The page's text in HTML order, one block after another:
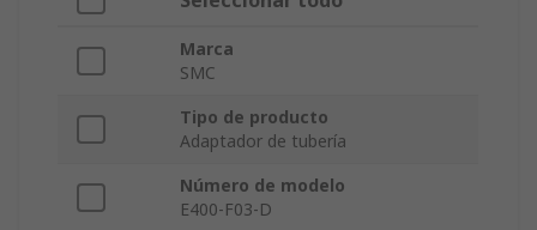
Marca
SMC
Tipo de producto
Adaptador de tubería
Número de modelo
E400-F03-D